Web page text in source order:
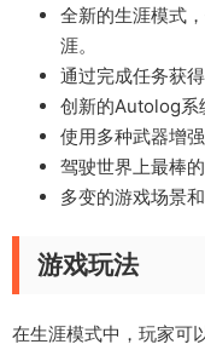
全新的生涯模式
涯。
通过完成任务获
创新的Autolog系
使用多种武器增
驾驶世界上最棒
多变的游戏场景
游戏玩法
在生涯模式中，玩家可